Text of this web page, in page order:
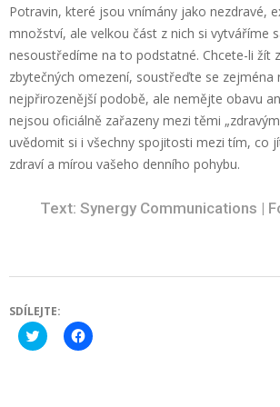
Potravin, které jsou vnímány jako nezdravé,
množství, ale velkou část z nich si vytváříme
nesoustředíme na to podstatné. Chcete-li žít
zbytečných omezení, soustřeďte se zejména
nejpřirozenější podobě, ale nemějte obavu
nejsou oficiálně zařazeny mezi těmi
uvědomit si i všechny spojitosti mezi tím, co
zdraví a mírou vašeho denního pohybu.
Text: Synergy Communications |
SDÍLEJTE:
Click
to
Click
to